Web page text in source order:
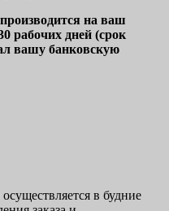
на ваш
рабочих дней (срок
вашу банковскую
в будние